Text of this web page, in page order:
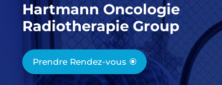
Hartmann Oncologie
Radiotherapie Group
Prendre Rendez-vous